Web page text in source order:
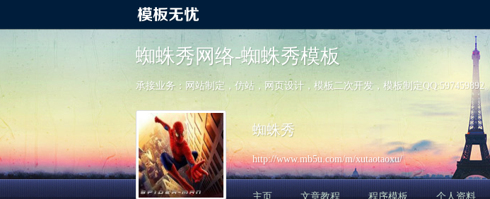
蜘蛛秀网络-蜘蛛秀模板
承接业务：网站制定，仿站，网页设计，模板二次开发，模板制定QQ:597459892。
蜘蛛秀
http://www.mb5u.com/m/xutaotaoxu/
主页 文章教程 程序模板 个人资料